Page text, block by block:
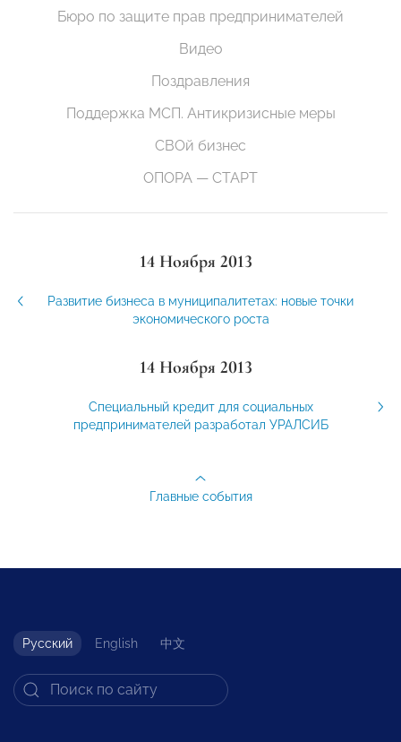
Бюро по защите прав предпринимателей
Видео
Поздравления
Поддержка МСП. Антикризисные меры
СВОй бизнес
ОПОРА — СТАРТ
14 Ноября 2013
Развитие бизнеса в муниципалитетах: новые точки
экономического роста
14 Ноября 2013
Специальный кредит для социальных
предпринимателей разработал УРАЛСИБ
Главные события
Русский English 中文